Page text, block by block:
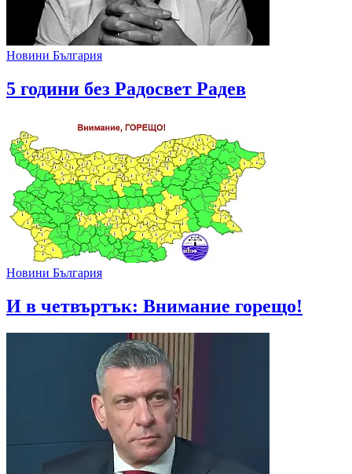
Новини България
5 години без Радосвет Радев
Новини България
И в четвъртък: Внимание горещо!